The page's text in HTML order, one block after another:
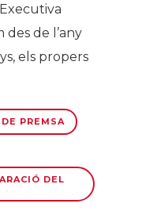
de l’any
els propers
PREMSA
DEL